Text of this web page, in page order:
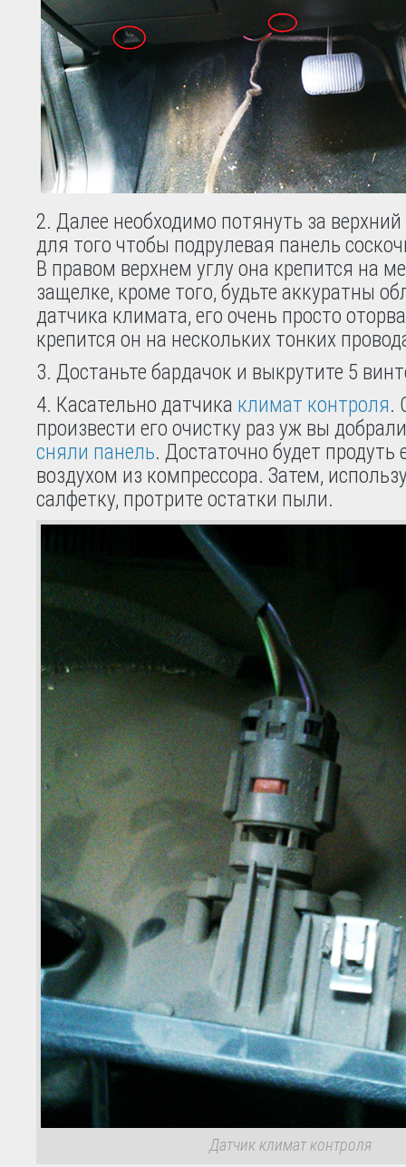
2. Далее необходимо потянуть за
для того чтобы подрулевая панель
В правом верхнем углу она крепится на
защелке, кроме того, будьте аккуратны
датчика климата, его очень просто
крепится он на нескольких тонких
3. Достаньте бардачок и выкрутите 5
4. Касательно датчика климат контроля.
произвести его очистку раз уж вы
сняли панель. Достаточно будет
воздухом из компрессора. Затем,
салфетку, протрите остатки пыли.
Датчик климат контроля